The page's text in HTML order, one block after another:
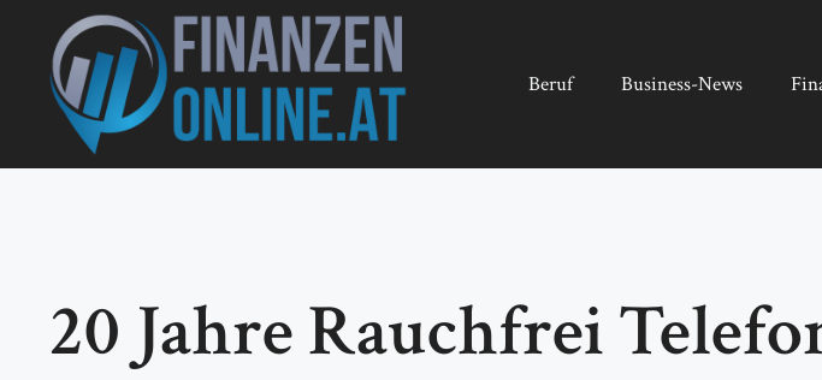
springen
Beruf Business-News
20 Jahre Rauchfrei